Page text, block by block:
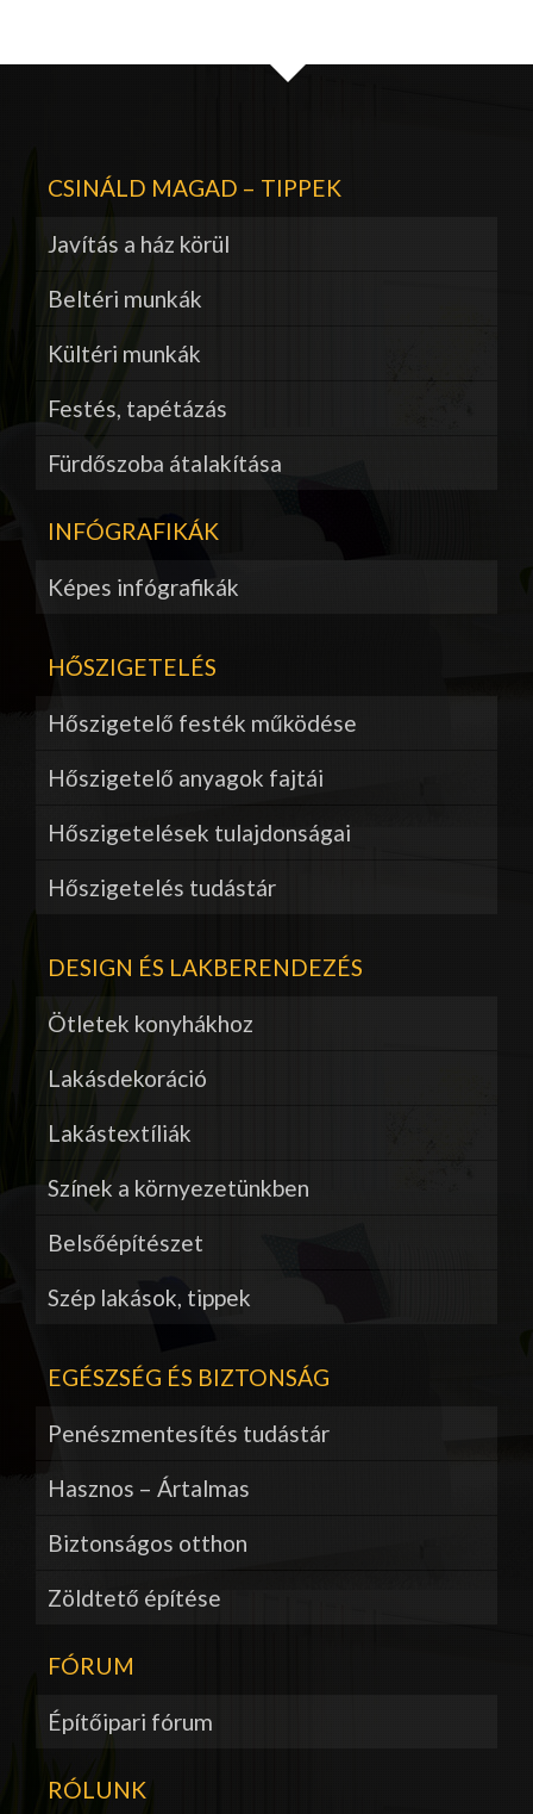
CSINÁLD MAGAD – TIPPEK
Javítás a ház körül
Beltéri munkák
Kültéri munkák
Festés, tapétázás
Fürdőszoba átalakítása
INFÓGRAFIKÁK
Képes infógrafikák
HŐSZIGETELÉS
Hőszigetelő festék működése
Hőszigetelő anyagok fajtái
Hőszigetelések tulajdonságai
Hőszigetelés tudástár
DESIGN ÉS LAKBERENDEZÉS
Ötletek konyhákhoz
Lakásdekoráció
Lakástextíliák
Színek a környezetünkben
Belsőépítészet
Szép lakások, tippek
EGÉSZSÉG ÉS BIZTONSÁG
Penészmentesítés tudástár
Hasznos – Ártalmas
Biztonságos otthon
Zöldtető építése
FÓRUM
Építőipari fórum
RÓLUNK